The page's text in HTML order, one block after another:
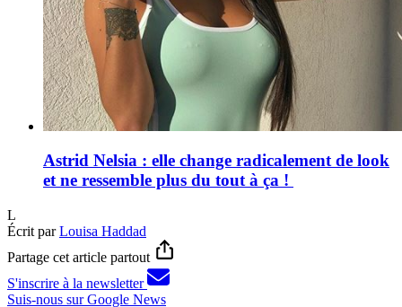
Astrid Nelsia : elle change radicalement de look
et ne ressemble plus du tout à ça !
L
Écrit parLouisa Haddad
Partage cet article partout
S'inscrire à la newsletter
Suis-nous sur Google News